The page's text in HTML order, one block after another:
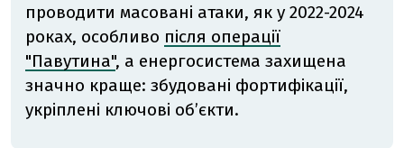
проводити масовані атаки, як у 2022-2024
роках, особливо після операції
"Павутина", а енергосистема захищена
значно краще: збудовані фортифікації,
укріплені ключові об’єкти.